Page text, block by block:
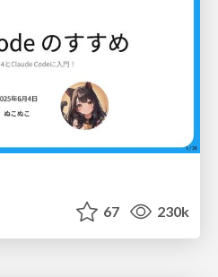
67 230k